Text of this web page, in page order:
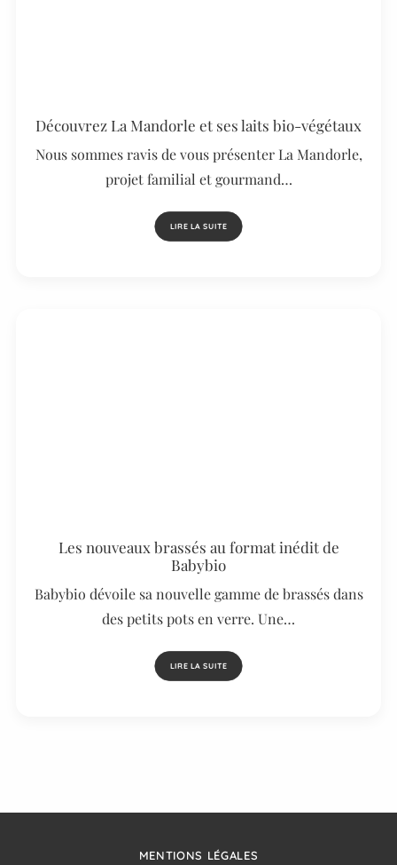
Découvrez La Mandorle et ses laits bio-végétaux
Nous sommes ravis de vous présenter La Mandorle,
projet familial et gourmand…
LIRE LA SUITE
Les nouveaux brassés au format inédit de
Babybio
Babybio dévoile sa nouvelle gamme de brassés dans
des petits pots en verre. Une…
LIRE LA SUITE
MENTIONS LÉGALES